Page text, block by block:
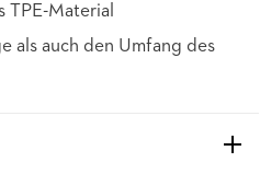
TPE-Material
als auch den Umfang des